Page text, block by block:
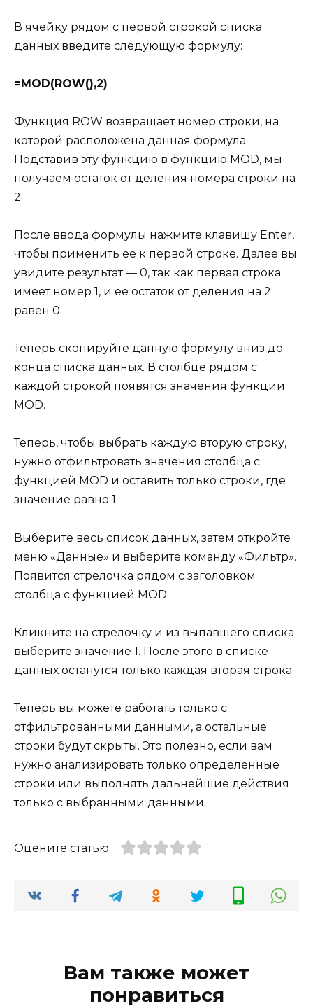
В ячейку рядом с первой строкой списка
данных введите следующую формулу:
=MOD(ROW(),2)
Функция ROW возвращает номер строки, на
которой расположена данная формула.
Подставив эту функцию в функцию MOD, мы
получаем остаток от деления номера строки на
2.
После ввода формулы нажмите клавишу Enter,
чтобы применить ее к первой строке. Далее вы
увидите результат — 0, так как первая строка
имеет номер 1, и ее остаток от деления на 2
равен 0.
Теперь скопируйте данную формулу вниз до
конца списка данных. В столбце рядом с
каждой строкой появятся значения функции
MOD.
Теперь, чтобы выбрать каждую вторую строку,
нужно отфильтровать значения столбца с
функцией MOD и оставить только строки, где
значение равно 1.
Выберите весь список данных, затем откройте
меню «Данные» и выберите команду «Фильтр».
Появится стрелочка рядом с заголовком
столбца с функцией MOD.
Кликните на стрелочку и из выпавшего списка
выберите значение 1. После этого в списке
данных останутся только каждая вторая строка.
Теперь вы можете работать только с
отфильтрованными данными, а остальные
строки будут скрыты. Это полезно, если вам
нужно анализировать только определенные
строки или выполнять дальнейшие действия
только с выбранными данными.
Оцените статью
Вам также может
понравиться